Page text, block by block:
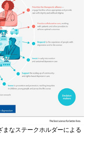
まなステークホルダーによる